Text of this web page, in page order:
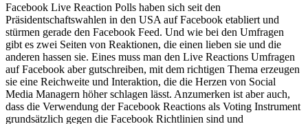
Facebook Live Reaction Polls haben sich seit den
Präsidentschaftswahlen in den USA auf Facebook etabliert und
stürmen gerade den Facebook Feed. Und wie bei den Umfragen
gibt es zwei Seiten von Reaktionen, die einen lieben sie und die
anderen hassen sie. Eines muss man den Live Reactions Umfragen
auf Facebook aber gutschreiben, mit dem richtigen Thema erzeugen
sie eine Reichweite und Interaktion, die die Herzen von Social
Media Managern höher schlagen lässt. Anzumerken ist aber auch,
dass die Verwendung der Facebook Reactions als Voting Instrument
grundsätzlich gegen die Facebook Richtlinien sind und